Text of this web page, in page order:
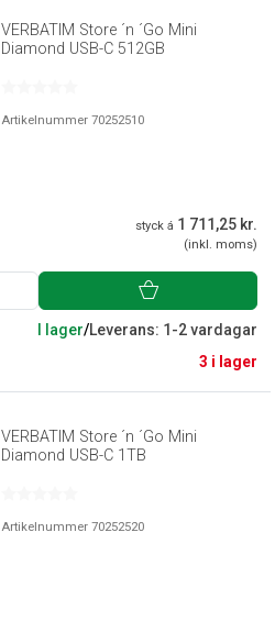
VERBATIM Store ´n ´Go Mini
Diamond USB-C 512GB
Artikelnummer 70252510
styck á 1 711,25 kr.
(inkl. moms)
I lager/Leverans: 1-2 vardagar
3 i lager
VERBATIM Store ´n ´Go Mini
Diamond USB-C 1TB
Artikelnummer 70252520